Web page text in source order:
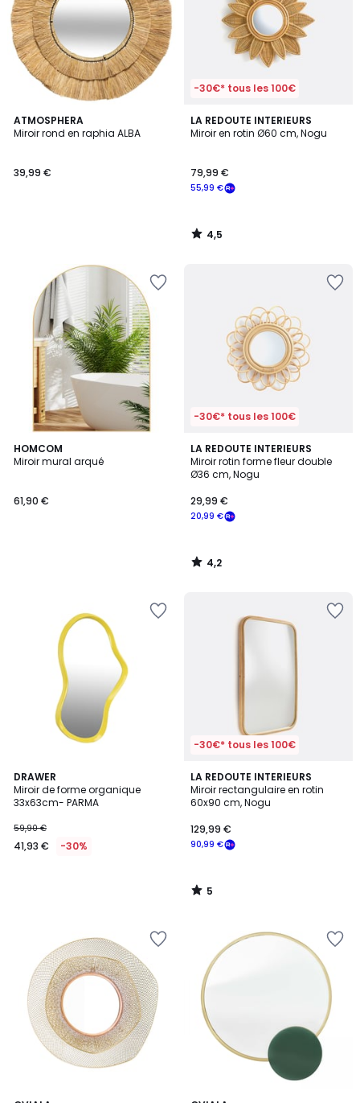
ATMOSPHERA
Miroir rond en raphia ALBA
39,99 €
-30€* tous les 100€
LA REDOUTE INTERIEURS
Miroir en rotin Ø60 cm, Nogu
55,99 €
79,99 €
4,5
/ 5
4,5
/
HOMCOM
Miroir mural arqué
61,90 €
-30€* tous les 100€
LA REDOUTE INTERIEURS
Miroir rotin forme fleur double
Ø36 cm, Nogu
20,99 €
29,99 €
4,2
/ 5
4,2
/
DRAWER
Miroir de forme organique
33x63cm- PARMA
59,90 €
41,93 € -30%
-30€* tous les 100€
LA REDOUTE INTERIEURS
Miroir rectangulaire en rotin
60x90 cm, Nogu
90,99 €
129,99 €
5
/
5
5
/